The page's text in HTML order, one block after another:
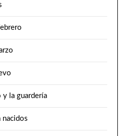
y la guardería
nacidos